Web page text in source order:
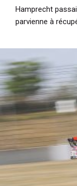
Hamprecht
parvienne à